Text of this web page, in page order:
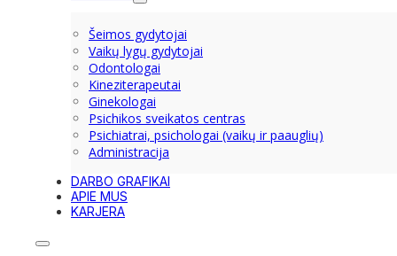
Šeimos gydytojai
Vaikų lygų gydytojai
Odontologai
Kineziterapeutai
Ginekologai
Psichikos sveikatos centras
Psichiatrai, psichologai (vaikų ir paauglių)
Administracija
DARBO GRAFIKAI
APIE MUS
KARJERA